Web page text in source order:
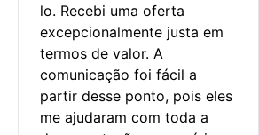
lo. Recebi uma oferta
excepcionalmente justa em
termos de valor. A
comunicação foi fácil a
partir desse ponto, pois eles
me ajudaram com toda a